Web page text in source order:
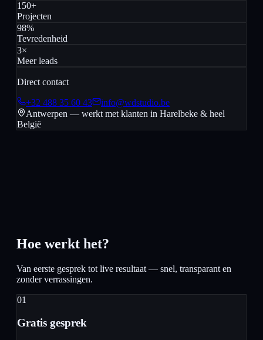
150+
Projecten
98%
Tevredenheid
3×
Meer leads
Direct contact
+32 488 35 60 43
info@wdstudio.be
Antwerpen — werkt met klanten in Harelbeke & heel
België
Hoe werkt het?
Van eerste gesprek tot live resultaat — snel, transparant en
zonder verrassingen.
01
Gratis gesprek